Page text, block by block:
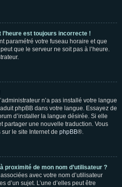
l’heure est toujours incorrecte !
paramétré votre fuseau horaire et que
que le serveur ne soit pas à l’heure.
n’a pas installé votre langue
phpBB dans votre langue. Essayez de
d’installer la langue désirée. Si elle
partager une nouvelle traduction. Vous
le site Internet de phpBB®.
proximité de mon nom d’utilisateur ?
avec votre nom d’utilisateur
d’un sujet. L’une d’elles peut être